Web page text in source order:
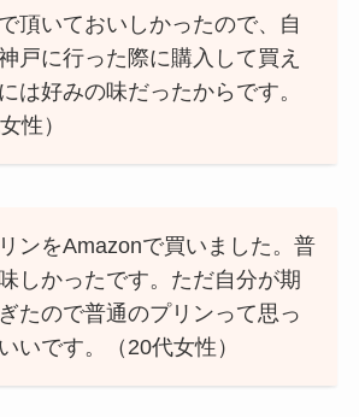
頂いておいしかったので、自
戸に行った際に購入して買え
は好みの味だったからです。
性）
ンをAmazonで買いました。普
しかったです。ただ自分が期
たので普通のプリンって思っ
いです。（20代女性）